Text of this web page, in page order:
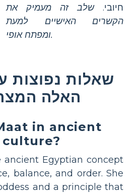
חיובי.שלב זה מעמיק את
הקשרים האישיים למעת
ומפתח אופי.
שאלות נפוצות
האלה
in ancient
ancient Egyptian concept
balance, and order. She
and a principle that